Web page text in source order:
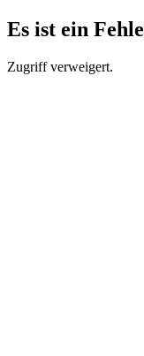
Es ist ein
Zugriff verweigert.